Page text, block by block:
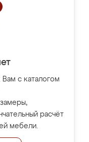
с каталогом
расчёт
мебели.